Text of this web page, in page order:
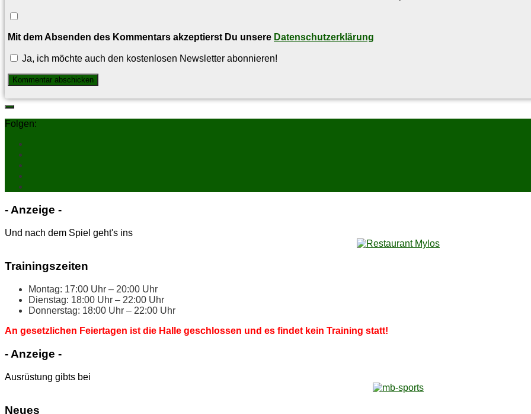
Mit dem Absenden des Kommentars akzeptierst Du unsere Datenschutzerklärung
Ja, ich möchte auch den kostenlosen Newsletter abonnieren!
Folgen:
- An­zei­ge -
Und nach dem Spiel geht's ins
Trai­nings­zei­ten
Mon­tag: 17:00 Uhr – 20:00 Uhr
Diens­tag: 18:00 Uhr – 22:00 Uhr
Don­ners­tag: 18:00 Uhr – 22:00 Uhr
An ge­setz­li­chen Fei­er­ta­gen ist die Hal­le ge­schlos­sen und es fin­det kein Trai­ning statt!
- An­zei­ge -
Ausrüstung gibts bei
Neu­es